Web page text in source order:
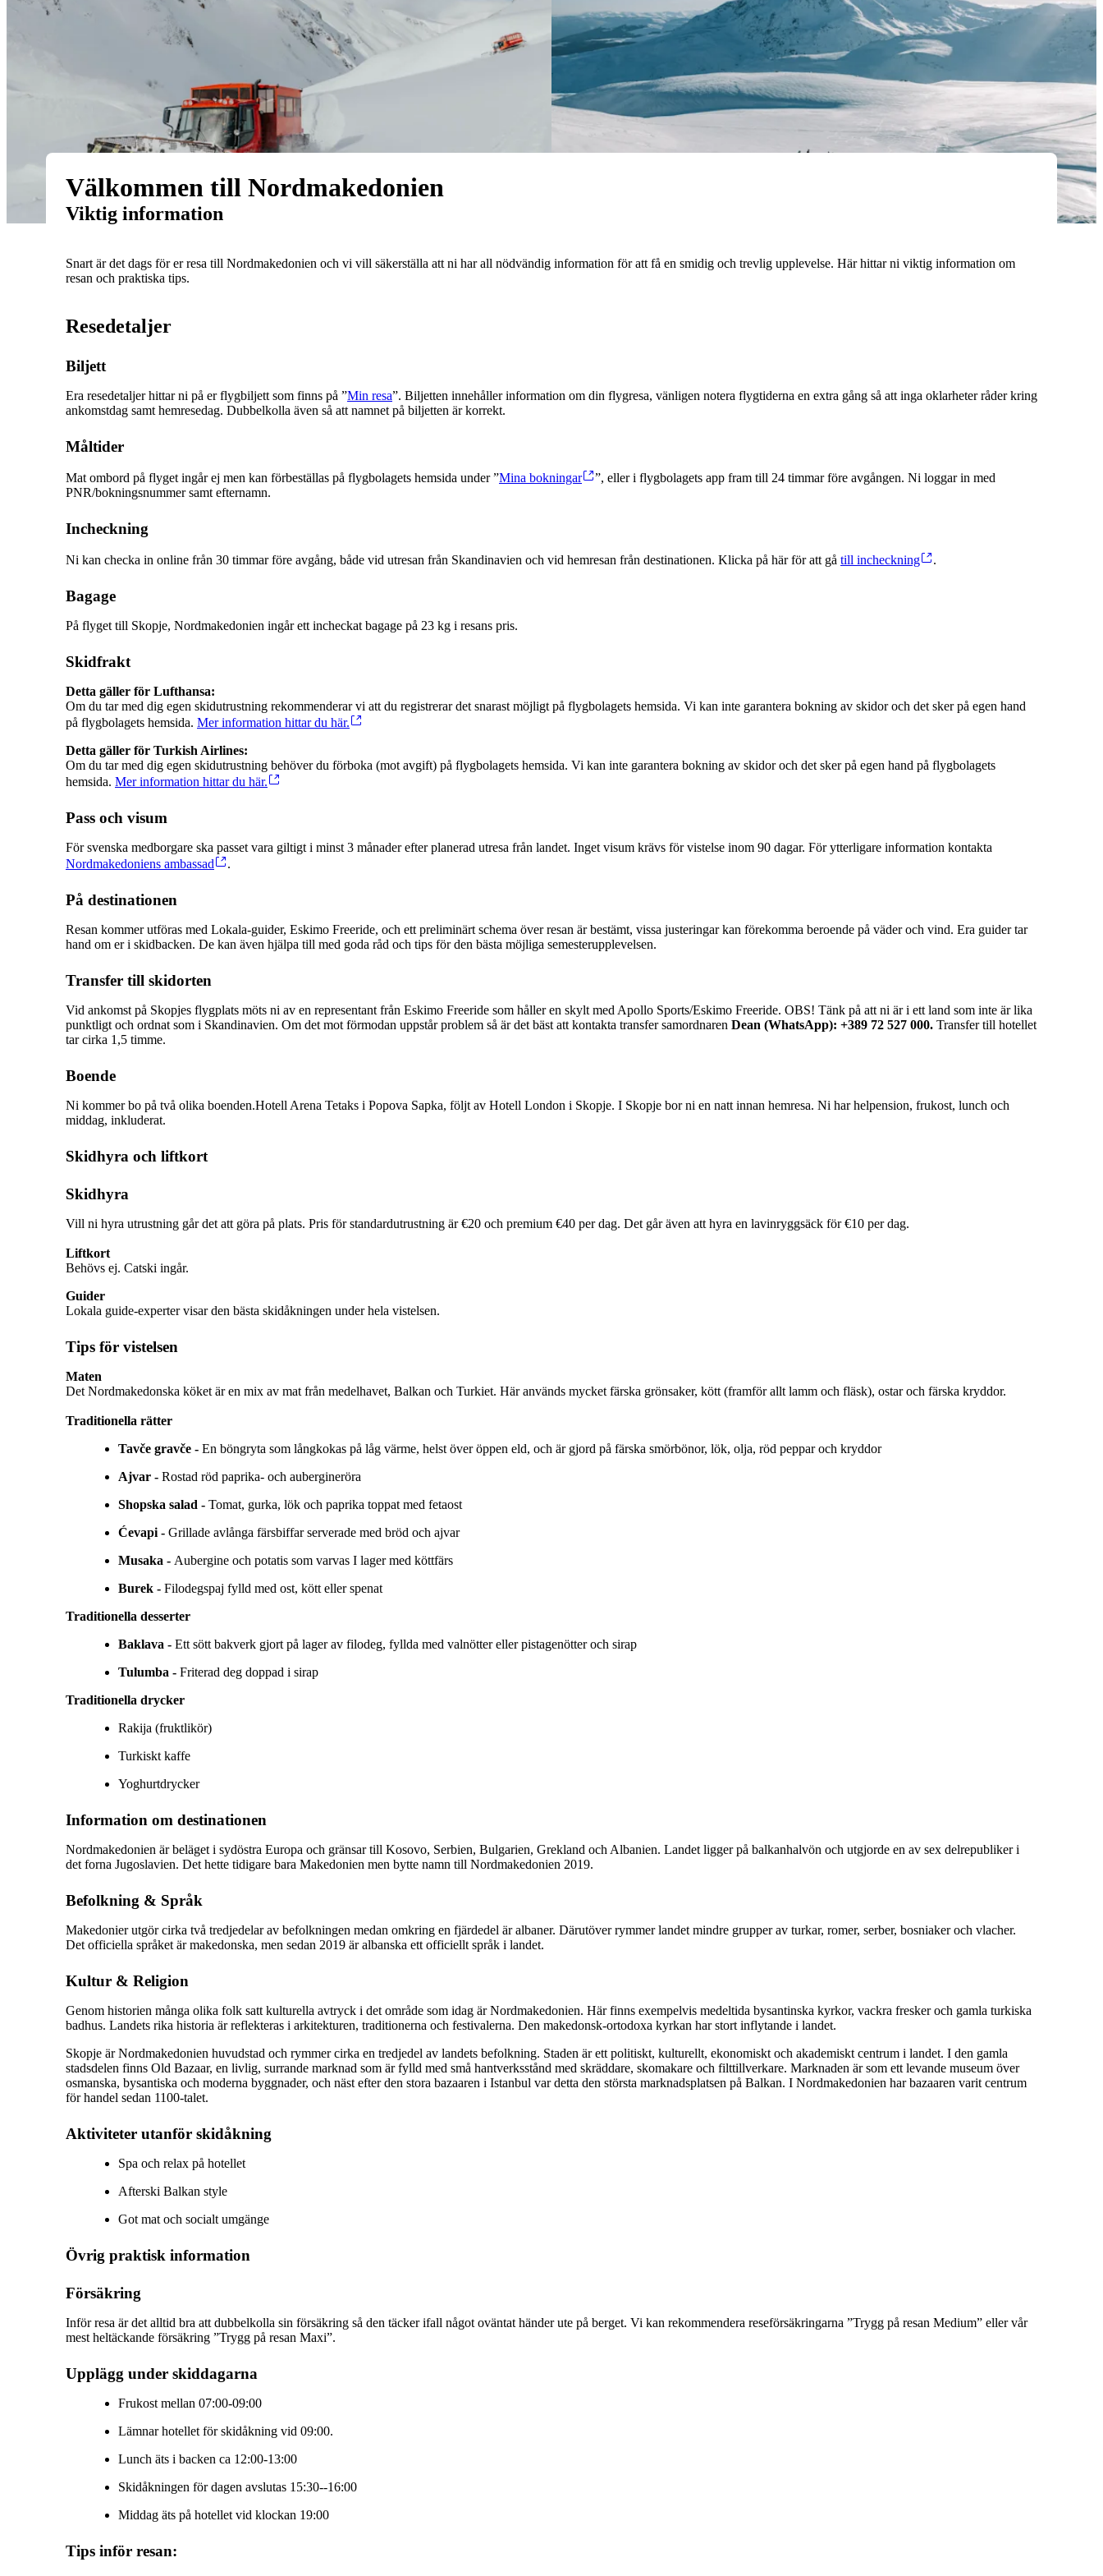
Välkommen till Nordmakedonien
Viktig information
Snart är det dags för er resa till Nordmakedonien och vi vill säkerställa att ni har all nödvändig information för att få en smidig och trevlig upplevelse. Här hittar ni viktig information om
resan och praktiska tips.
Resedetaljer
Biljett
Era resedetaljer hittar ni på er flygbiljett som finns på ”Min resa”. Biljetten innehåller information om din flygresa, vänligen notera flygtiderna en extra gång så att inga oklarheter råder kring
ankomstdag samt hemresedag. Dubbelkolla även så att namnet på biljetten är korrekt.
Måltider
Mat ombord på flyget ingår ej men kan förbeställas på flygbolagets hemsida under ”Mina bokningar
”, eller i flygbolagets app fram till 24 timmar före avgången. Ni loggar in med
PNR/bokningsnummer samt efternamn.
Incheckning
Ni kan checka in online från 30 timmar före avgång, både vid utresan från Skandinavien och vid hemresan från destinationen. Klicka på här för att gå till incheckning .
Bagage
På flyget till Skopje, Nordmakedonien ingår ett incheckat bagage på 23 kg i resans pris.
Skidfrakt
Om du tar med dig egen skidutrustning rekommenderar vi att du registrerar det snarast möjligt på flygbolagets hemsida. Vi kan inte garantera bokning av skidor och det sker på egen hand
på flygbolagets hemsida. Mer information hittar du här.
Om du tar med dig egen skidutrustning behöver du förboka (mot avgift) på flygbolagets hemsida. Vi kan inte garantera bokning av skidor och det sker på egen hand på flygbolagets
hemsida. Mer information hittar du här.
Pass och visum
För svenska medborgare ska passet vara giltigt i minst 3 månader efter planerad utresa från landet. Inget visum krävs för vistelse inom 90 dagar. För ytterligare information kontakta
Nordmakedoniens ambassad
.
På destinationen
Resan kommer utföras med Lokala-guider, Eskimo Freeride, och ett preliminärt schema över resan är bestämt, vissa justeringar kan förekomma beroende på väder och vind. Era guider tar
hand om er i skidbacken. De kan även hjälpa till med goda råd och tips för den bästa möjliga semesterupplevelsen.
Transfer till skidorten
Vid ankomst på Skopjes flygplats möts ni av en representant från Eskimo Freeride som håller en skylt med Apollo Sports/Eskimo Freeride. OBS! Tänk på att ni är i ett land som inte är lika
punktligt och ordnat som i Skandinavien. Om det mot förmodan uppstår problem så är det bäst att kontakta transfer samordnaren Dean (WhatsApp): +389 72 527 000. Transfer till hotellet
tar cirka 1,5 timme.
Boende
Ni kommer bo på två olika boenden.Hotell Arena Tetaks i Popova Sapka, följt av Hotell London i Skopje. I Skopje bor ni en natt innan hemresa. Ni har helpension, frukost, lunch och
middag, inkluderat.
Skidhyra och liftkort
Skidhyra
Vill ni hyra utrustning går det att göra på plats. Pris för standardutrustning är €20 och premium €40 per dag. Det går även att hyra en lavinryggsäck för €10 per dag.
Behövs ej. Catski ingår.
Lokala guide-experter visar den bästa skidåkningen under hela vistelsen.
Tips för vistelsen
Det Nordmakedonska köket är en mix av mat från medelhavet, Balkan och Turkiet. Här används mycket färska grönsaker, kött (framför allt lamm och fläsk), ostar och färska kryddor.
Traditionella rätter
Tavče gravče - En böngryta som långkokas på låg värme, helst över öppen eld, och är gjord på färska smörbönor, lök, olja, röd peppar och kryddor
Ajvar - Rostad röd paprika- och aubergineröra
Shopska salad - Tomat, gurka, lök och paprika toppat med fetaost
Ćevapi - Grillade avlånga färsbiffar serverade med bröd och ajvar
Musaka - Aubergine och potatis som varvas I lager med köttfärs
Burek - Filodegspaj fylld med ost, kött eller spenat
Traditionella desserter
Baklava - Ett sött bakverk gjort på lager av filodeg, fyllda med valnötter eller pistagenötter och sirap
Tulumba - Friterad deg doppad i sirap
Traditionella drycker
Rakija (fruktlikör)
Turkiskt kaffe
Yoghurtdrycker
Information om destinationen
Nordmakedonien är beläget i sydöstra Europa och gränsar till Kosovo, Serbien, Bulgarien, Grekland och Albanien. Landet ligger på balkanhalvön och utgjorde en av sex delrepubliker i
det forna Jugoslavien. Det hette tidigare bara Makedonien men bytte namn till Nordmakedonien 2019.
Befolkning & Språk
Makedonier utgör cirka två tredjedelar av befolkningen medan omkring en fjärdedel är albaner. Därutöver rymmer landet mindre grupper av turkar, romer, serber, bosniaker och vlacher.
Det officiella språket är makedonska, men sedan 2019 är albanska ett officiellt språk i landet.
Kultur & Religion
Genom historien många olika folk satt kulturella avtryck i det område som idag är Nordmakedonien. Här finns exempelvis medeltida bysantinska kyrkor, vackra fresker och gamla turkiska
badhus. Landets rika historia är reflekteras i arkitekturen, traditionerna och festivalerna. Den makedonsk-ortodoxa kyrkan har stort inflytande i landet.
Skopje är Nordmakedonien huvudstad och rymmer cirka en tredjedel av landets befolkning. Staden är ett politiskt, kulturellt, ekonomiskt och akademiskt centrum i landet. I den gamla
stadsdelen finns Old Bazaar, en livlig, surrande marknad som är fylld med små hantverksstånd med skräddare, skomakare och filttillverkare. Marknaden är som ett levande museum över
osmanska, bysantiska och moderna byggnader, och näst efter den stora bazaaren i Istanbul var detta den största marknadsplatsen på Balkan. I Nordmakedonien har bazaaren varit centrum
för handel sedan 1100-talet.
Aktiviteter utanför skidåkning
Spa och relax på hotellet
Afterski Balkan style
Got mat och socialt umgänge
Övrig praktisk information
Försäkring
Inför resa är det alltid bra att dubbelkolla sin försäkring så den täcker ifall något oväntat händer ute på berget. Vi kan rekommendera reseförsäkringarna ”Trygg på resan Medium” eller vår
mest heltäckande försäkring ”Trygg på resan Maxi”.
Upplägg under skiddagarna
Frukost mellan 07:00-09:00
Lämnar hotellet för skidåkning vid 09:00.
Lunch äts i backen ca 12:00-13:00
Skidåkningen för dagen avslutas 15:30--16:00
Middag äts på hotellet vid klockan 19:00
Tips inför resan: